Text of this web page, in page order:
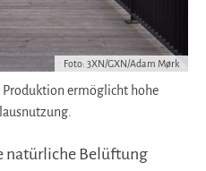
Produktion ermöglicht hohe
Foto: 3XN/GXN/Adam Mørk
natürliche Belüftung